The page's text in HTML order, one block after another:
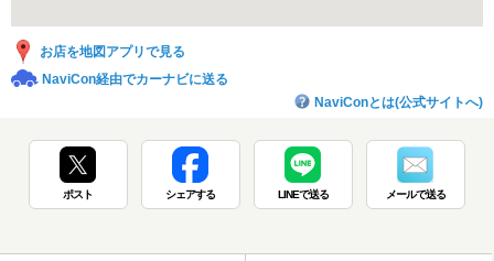
お店を地図アプリで見る
NaviCon経由でカーナビに送る
NaviConとは(公式サイトへ)
ポスト シェアする LINEで送る メールで送る